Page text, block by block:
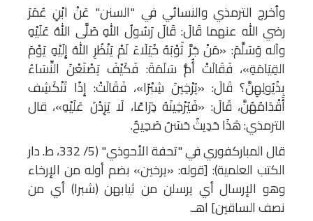
وأخرج الترمذي والنسائي في "السنن" عَنْ ابْنِ عُمَرَ
رضي الله عنهما قَالَ: قَالَ رَسُولُ اللهِ صَلَّى اللهُ عَلَيْهِ
وآله وَسَلَّمَ: «مَنْ جَرَّ ثَوْبَهُ خُيَلَاءَ لَمْ يَنْظُرِ اللهُ إِلَيْهِ يَوْمَ
القِيَامَةِ»، فَقَالَتْ أُمُّ سَلَمَةَ: فَكَيْفَ يَصْنَعْنَ النِّسَاءُ
بِذُيُولِهِنَّ؟ قَالَ: «يُرْخِينَ شِبْرًا»، فَقَالَتْ: إِذًا تَنْكَشِف
أَقْدَامُهُنَّ، قَالَ: «فَيُرْخِينَهُ ذِرَاعًا، لَا يَزِدْنَ عَلَيْهِ»، قال
الترمذي: هَذَا حَدِيثٌ حَسَنٌ صَحِيحٌ.
قال المباركفوري في "تحفة الأحوذي" (5/ 332، ط. دار
الكتب العلمية): [قوله: «يرخين» بضم أوله من الإرخاء
وهو الإرسال أي يرسلن من ثيابهن (شبرا) أي من
نصف الساقين] اهـ.